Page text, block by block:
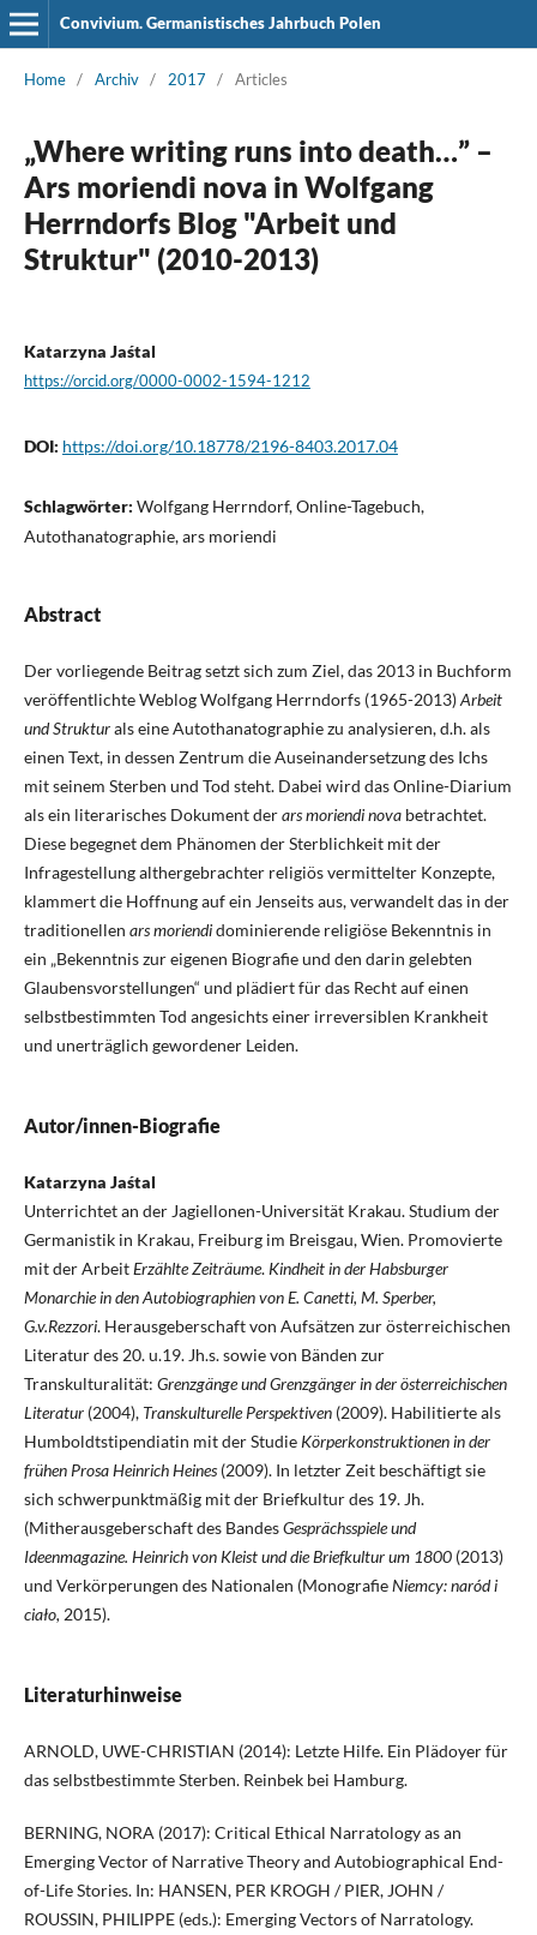
Convivium. Germanistisches Jahrbuch Polen
Home / Archiv / 2017 / Articles
„Where writing runs into death…” –
Ars moriendi nova in Wolfgang
Herrndorfs Blog "Arbeit und
Struktur" (2010-2013)
Katarzyna Jaśtal
https://orcid.org/0000-0002-1594-1212
DOI: https://doi.org/10.18778/2196-8403.2017.04
Schlagwörter: Wolfgang Herrndorf, Online-Tagebuch,
Autothanatographie, ars moriendi
Abstract
Der vorliegende Beitrag setzt sich zum Ziel, das 2013 in Buchform
veröffentlichte Weblog Wolfgang Herrndorfs (1965-2013)Arbeit
und Strukturals eine Autothanatographie zu analysieren, d.h. als
einen Text, in dessen Zentrum die Auseinandersetzung des Ichs
mit seinem Sterben und Tod steht. Dabei wird das Online-Diarium
als ein literarisches Dokument derars moriendi nova betrachtet.
Diese begegnet dem Phänomen der Sterblichkeit mit der
Infragestellung althergebrachter religiös vermittelter Konzepte,
klammert die Hoffnung auf ein Jenseits aus, verwandelt das in der
traditionellen ars moriendidominierende religiöse Bekenntnis in
ein „Bekenntnis zur eigenen Biografie und den darin gelebten
Glaubensvorstellungen“ und plädiert für das Recht auf einen
selbstbestimmten Tod angesichts einer irreversiblen Krankheit
und unerträglich gewordener Leiden.
Autor/innen-Biografie
Katarzyna Jaśtal
Unterrichtet an der Jagiellonen-Universität Krakau. Studium der
Germanistik in Krakau, Freiburg im Breisgau, Wien. Promovierte
mit der ArbeitErzählte Zeiträume. Kindheit in der Habsburger
Monarchie in den Autobiographien von E. Canetti, M. Sperber,
G.v.Rezzori. Herausgeberschaft von Aufsätzen zur österreichischen
Literatur des 20. u.19. Jh.s. sowie von Bänden zur
Transkulturalität: Grenzgänge und Grenzgänger in der österreichischen
Literatur (2004), Transkulturelle Perspektiven (2009). Habilitierte als
Humboldtstipendiatin mit der Studie Körperkonstruktionen in der
frühen Prosa Heinrich Heines (2009). In letzter Zeit beschäftigt sie
sich schwerpunktmäßig mit der Briefkultur des 19. Jh.
(Mitherausgeberschaft des BandesGesprächsspiele und
Ideenmagazine. Heinrich von Kleist und die Briefkultur um 1800 (2013)
und Verkörperungen des Nationalen (MonografieNiemcy: naród i
ciało, 2015).
Literaturhinweise
ARNOLD, UWE-CHRISTIAN (2014): Letzte Hilfe. Ein Plädoyer für
das selbstbestimmte Sterben. Reinbek bei Hamburg.
BERNING, NORA (2017): Critical Ethical Narratology as an
Emerging Vector of Narrative Theory and Autobiographical End-
of-Life Stories. In: HANSEN, PER KROGH / PIER, JOHN /
ROUSSIN, PHILIPPE (eds.): Emerging Vectors of Narratology.